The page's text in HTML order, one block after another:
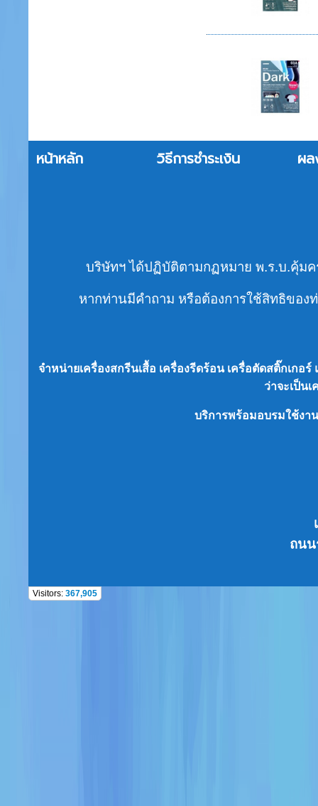
หน้าหลัก วิธีการชำระเงิน ผล
บริษัทฯ ได้ปฏิบัติตามกฏหมาย พ.ร.บ.คุ้ม
หากท่านมีคำถาม หรือต้องการใช้สิทธิของ
จำหน่ายเครื่องสกรีนเสื้อ เครื่องรีดร้อน เครื่อตัดสติ๊กเก
ว่าจะเป็นเ
บริการพร้อมอบรมใช้งา
ถนน
Visitors: 367,905